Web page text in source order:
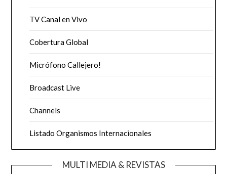
TV Canal en Vivo
Cobertura Global
Micrófono Callejero!
Broadcast Live
Channels
Listado Organismos Internacionales
MULTI MEDIA & REVISTAS